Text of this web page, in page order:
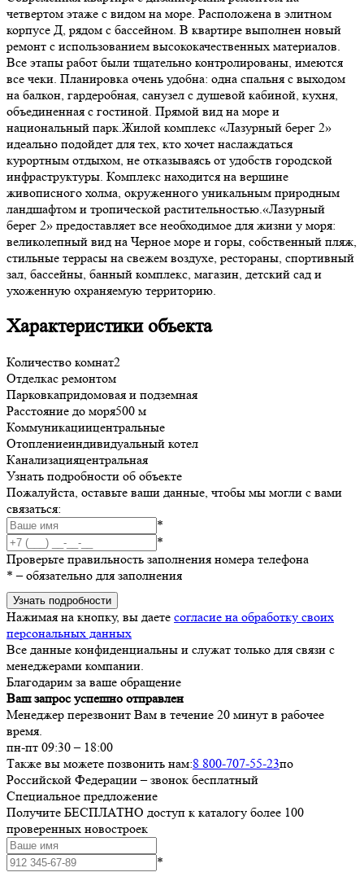
четвертом этаже с видом на море. Расположена в элитном
корпусе Д, рядом с бассейном. В квартире выполнен новый
ремонт с использованием высококачественных материалов.
Все этапы работ были тщательно контролированы, имеются
все чеки. Планировка очень удобна: одна спальня с выходом
на балкон, гардеробная, санузел с душевой кабиной, кухня,
объединенная с гостиной. Прямой вид на море и
национальный парк.Жилой комплекс «Лазурный берег 2»
идеально подойдет для тех, кто хочет наслаждаться
курортным отдыхом, не отказываясь от удобств городской
инфраструктуры. Комплекс находится на вершине
живописного холма, окруженного уникальным природным
ландшафтом и тропической растительностью.«Лазурный
берег 2» предоставляет все необходимое для жизни у моря:
великолепный вид на Черное море и горы, собственный пляж,
стильные террасы на свежем воздухе, рестораны, спортивный
зал, бассейны, банный комплекс, магазин, детский сад и
ухоженную охраняемую территорию.
Характеристики объекта
Количество комнат2
Отделкас ремонтом
Парковкапридомовая и подземная
Расстояние до моря500 м
Коммуникациицентральные
Отоплениеиндивидуальный котел
Канализацияцентральная
Узнать подробности об объекте
Пожалуйста, оставьте ваши данные, чтобы мы могли с вами
связаться:
*
*
Проверьте правильность заполнения номера телефона
* – обязательно для заполнения
Узнать подробности
Нажимая на кнопку, вы даете согласие на обработку своих
персональных данных
Все данные конфиденциальны и служат только для связи с
менеджерами компании.
Благодарим за ваше обращение
Ваш запрос успешно отправлен
Менеджер перезвонит Вам в течение 20 минут в рабочее
время.
пн-пт 09:30 – 18:00
Также вы можете позвонить нам:8 800-707-55-23по
Российской Федерации – звонок бесплатный
Специальное предложение
Получите БЕСПЛАТНО доступ к каталогу более 100
проверенных новостроек
*